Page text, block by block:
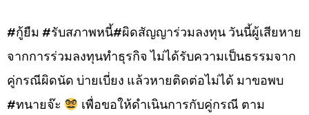
#กู้ยืม #รับสภาพหนี้#ผิดสัญญาร่วมลงทุน วันนี้ผู้เสียหาย
จากการร่วมลงทุนทำธุรกิจ ไม่ได้รับความเป็นธรรมจาก
คู่กรณีผิดนัด บ่ายเบี่ยง แล้วหายติดต่อไม่ได้ มาขอพบ
#ทนายจ๊ะ
เพื่อขอให้ดำเนินการกับคู่กรณี ตาม